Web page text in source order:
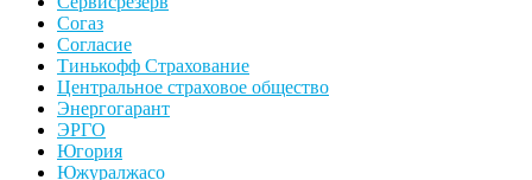
Согаз
Согласие
Тинькофф Страхование
Центральное страховое общество
Энергогарант
ЭРГО
Югория
Южуралжасо